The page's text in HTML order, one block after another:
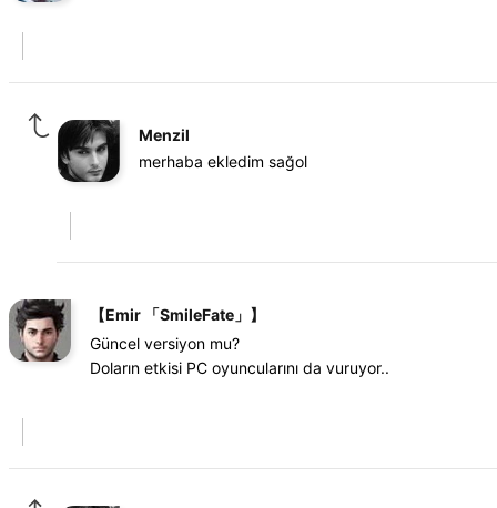
Menzil
merhaba ekledim sağol
【Emir 「SmileFate」】
Güncel versiyon mu?
Doların etkisi PC oyuncularını da vuruyor..